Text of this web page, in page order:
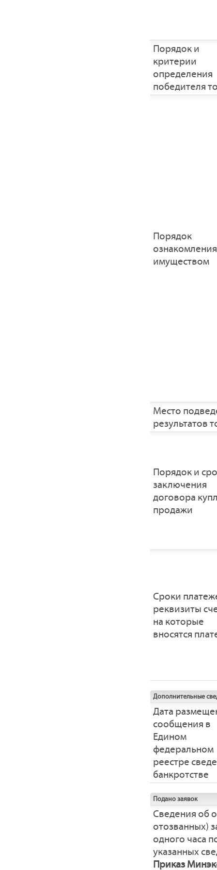
Порядок и
критерии
определения
победителя
Порядок
имуществом
Место
результатов
Порядок и
заключения
договора
продажи
Сроки
реквизиты
на которые
вносятся
Дополнительные
Дата
сообщения в
Едином
федеральном
реестре
банкротстве
Подано заявок
Сведения об
отозванных)
одного часа
указанных
Приказ